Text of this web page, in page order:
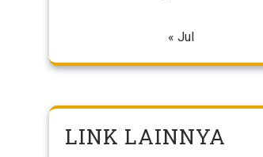
« Jul
LINK LAINNYA